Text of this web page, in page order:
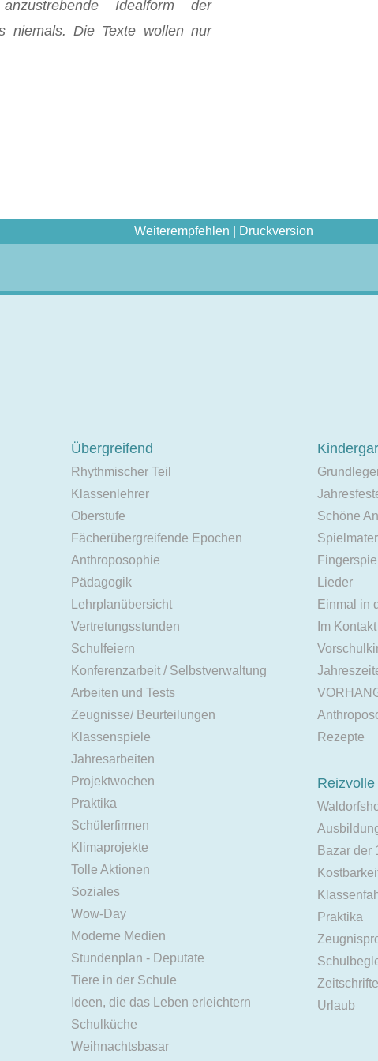
Idealform der
niemals. Die Texte wollen nur
Weiterempfehlen Druckversion
Übergreifend
Rhythmischer Teil
Klassenlehrer
Oberstufe
Fächerübergreifende Epochen
Anthroposophie
Pädagogik
Lehrplanübersicht
Vertretungsstunden
Schulfeiern
Konferenzarbeit / Selbstverwaltung
Arbeiten und Tests
Zeugnisse/ Beurteilungen
Klassenspiele
Jahresarbeiten
Projektwochen
Praktika
Schülerfirmen
Klimaprojekte
Tolle Aktionen
Soziales
Wow-Day
Moderne Medien
Stundenplan - Deputate
Tiere in der Schule
Ideen, die das Leben erleichtern
Schulküche
Weihnachtsbasar
Schöne
Lieder
Einmal in
Im
Rezepte
Bazar der
Praktika
Urlaub